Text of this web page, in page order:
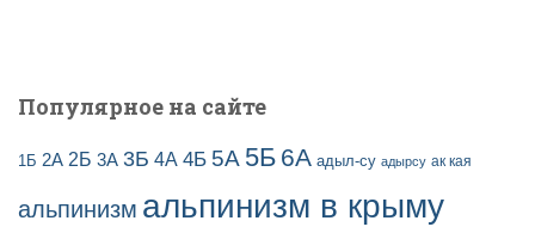
Популярное на сайте
1Б 2А 2Б 3А 3Б 4А 4Б 5А 5Б 6А адыл-су адырсу ак кая
альпинизм альпинизм в крыму